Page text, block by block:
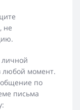
не
личной
любой момент.
по
письма